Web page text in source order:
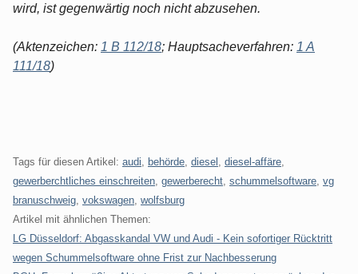
wird, ist gegenwärtig noch nicht abzusehen.
(Aktenzeichen: 1 B 112/18; Hauptsacheverfahren: 1 A
111/18)
Tags für diesen Artikel: audi behörde diesel diesel-affäre
gewerberchtliches einschreiten gewerberecht schummelsoftware vg
branuschweig vokswagen wolfsburg
Artikel mit ähnlichen Themen:
LG Düsseldorf: Abgasskandal VW und Audi - Kein sofortiger Rücktritt
wegen Schummelsoftware ohne Frist zur Nachbesserung